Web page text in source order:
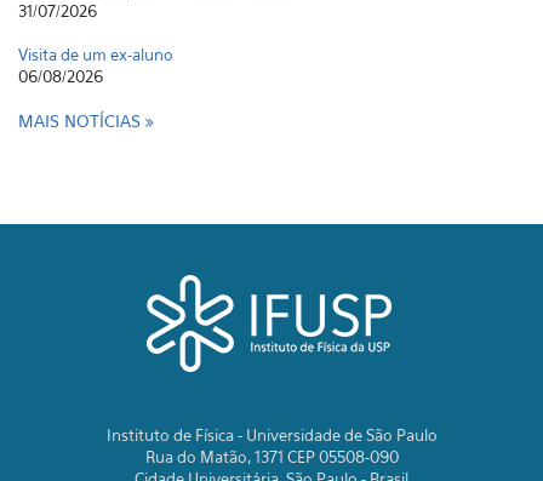
31/07/2026
Visita de um ex-aluno
06/08/2026
MAIS NOTÍCIAS
Instituto de Física - Universidade de São Paulo
Rua do Matão, 1371 CEP 05508-090